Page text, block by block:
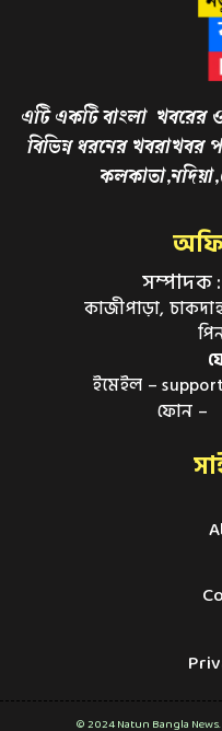
এটি একটি বাংলা খবরের
বিভিন্ন ধরনের খবরাখবর
কাজীপাড়া,
ইমেইল –
ফোন –
© 2024 Natun Bangla News.